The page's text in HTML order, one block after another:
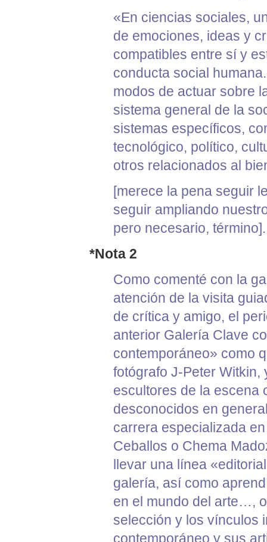
«En ciencias sociales,
de emociones, ideas y
compatibles entre sí y
conducta social
modos de actuar sobre
sistema general de la
sistemas específicos,
tecnológico, político,
otros relacionados al
[merece la pena seguir
seguir ampliando
pero necesario, término].
*Nota 2
Como comenté con la
atención de la visita
de crítica y amigo, el
anterior Galería Clave
contemporáneo» como
fotógrafo J-Peter Witkin,
escultores de la escena
desconocidos en
carrera especializada
Ceballos o Chema
llevar una línea
galería, así como
en el mundo del arte…,
selección y los vínculos
contemporáneo y sus